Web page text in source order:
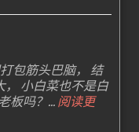
包筋头巴脑， 结
， 小白菜也不是白
板吗？... 阅读更